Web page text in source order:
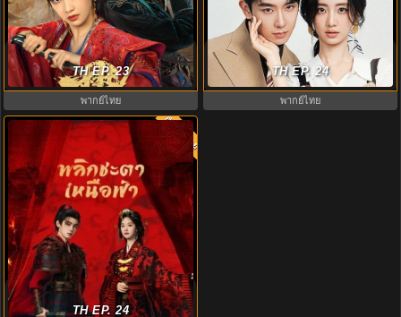
กรงขังแห่งเงา (2026) Cage of
Shadows พากย์ไทย EP.1-23 (จบ)
TH EP. 23
พากย์ไทย
Visage and Soul ซับไทย (2026)
ลิขิตรักสลับโฉม EP.1-24 (จบ)
TH EP. 24
พากย์ไทย
Ashes to Crown (2026) พลิกชะตา
เหนือฟ้า ซับไทย EP.1-24 จบ
พากย์ไทย
TH EP. 24